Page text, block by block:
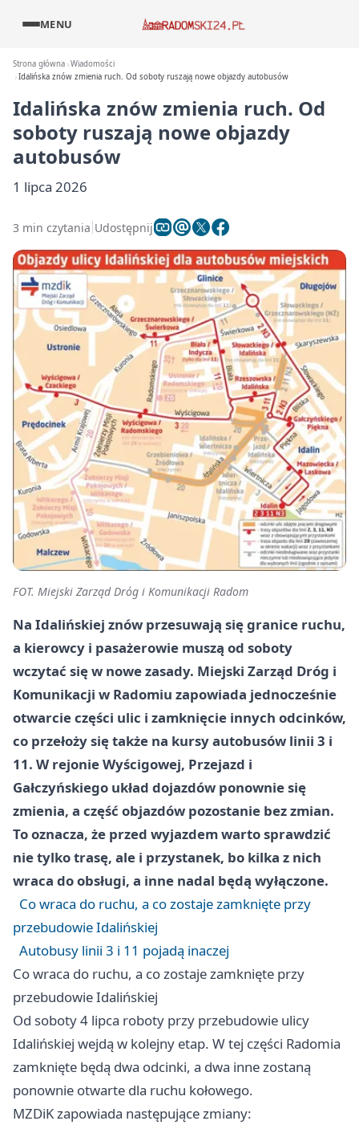
MENU
Strona główna Wiadomości
Idalińska znów zmienia ruch. Od soboty ruszają nowe objazdy autobusów
Idalińska znów zmienia ruch. Od
soboty ruszają nowe objazdy
autobusów
1 lipca 2026
3 min czytania Udostępnij
FOT. Miejski Zarząd Dróg i Komunikacji Radom
Na Idalińskiej znów przesuwają się granice ruchu,
a kierowcy i pasażerowie muszą od soboty
wczytać się w nowe zasady. Miejski Zarząd Dróg i
Komunikacji w Radomiu zapowiada jednocześnie
otwarcie części ulic i zamknięcie innych odcinków,
co przełoży się także na kursy autobusów linii 3 i
11. W rejonie Wyścigowej, Przejazd i
Gałczyńskiego układ dojazdów ponownie się
zmienia, a część objazdów pozostanie bez zmian.
To oznacza, że przed wyjazdem warto sprawdzić
nie tylko trasę, ale i przystanek, bo kilka z nich
wraca do obsługi, a inne nadal będą wyłączone.
Co wraca do ruchu, a co zostaje zamknięte przy
przebudowie Idalińskiej
Autobusy linii 3 i 11 pojadą inaczej
Co wraca do ruchu, a co zostaje zamknięte przy
przebudowie Idalińskiej
Od soboty 4 lipca roboty przy przebudowie ulicy
Idalińskiej wejdą w kolejny etap. W tej części Radomia
zamknięte będą dwa odcinki, a dwa inne zostaną
ponownie otwarte dla ruchu kołowego.
MZDiK zapowiada następujące zmiany: